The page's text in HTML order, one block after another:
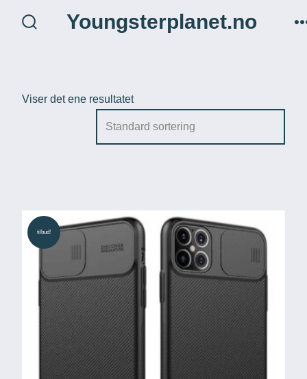
Youngsterplanet.no
Viser det ene resultatet
tilbud!